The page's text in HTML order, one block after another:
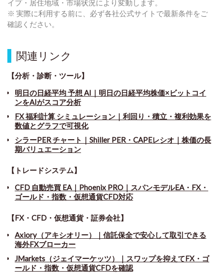
イプ・居住地域・市場状況により変動します。
※ 実際に利用する前に、必ず各社公式サイトで最新条件をご
確認ください。
関連リンク
【分析・診断・ツール】
明日の日経平均 予想 AI｜明日の日経平均株価×ビットコイ
ンをAIがスコア分析
FX 福利計算 シミュレーション｜利回り・積立・複利効果を
数値とグラフで可視化
シラーPER チャート ｜ Shiller PER・CAPEレシオ｜株価の長
期バリュエーション
【トレードシステム】
CFD 自動売買 EA｜Phoenix PRO｜スパンモデルEA・FX・
ゴールド・指数・仮想通貨CFD対応
【FX・CFD・仮想通貨・証券会社】
Axiory（アキシオリー）｜信託保全で安心して取引できる
海外FXブローカー
JMarkets（ジェイマーケッツ）｜スワップを抑えてFX・ゴ
ールド・指数・仮想通貨CFDを確認